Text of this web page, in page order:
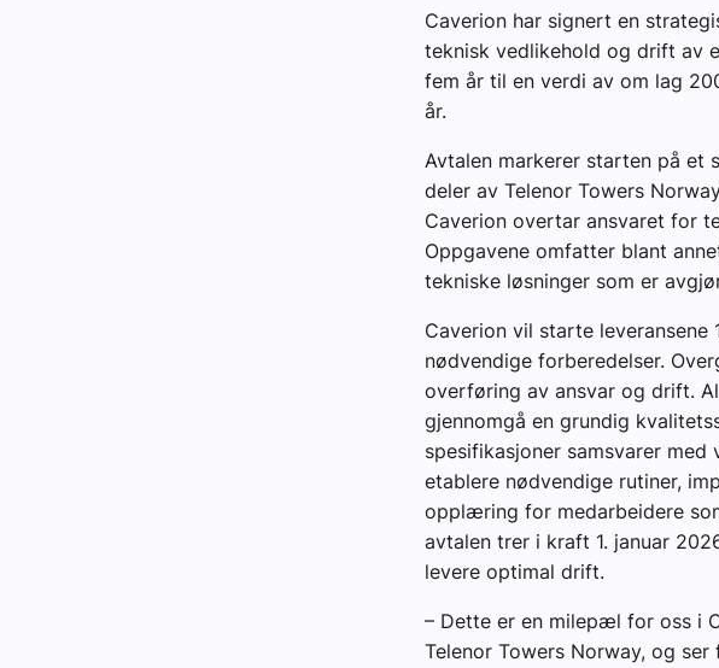
Caverion har signert en
teknisk vedlikehold og drift av
fem år til en verdi av om lag
år.
Avtalen markerer starten på et
deler av Telenor Towers
Caverion overtar ansvaret for
Oppgavene omfatter blant
tekniske løsninger som er
Caverion vil starte
nødvendige forberedelser.
overføring av ansvar og drift.
gjennomgå en grundig
spesifikasjoner samsvarer
etablere nødvendige rutiner,
opplæring for medarbeidere
avtalen trer i kraft 1. januar
levere optimal drift.
– Dette er en milepæl for oss i
Telenor Towers Norway, og